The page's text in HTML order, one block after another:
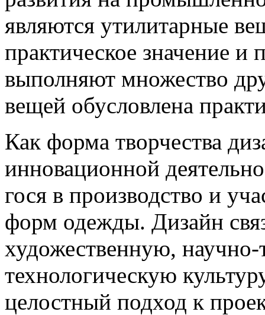
являются утилитарные
практическое значе­ние
выполняют множе­ство
вещей обусловле­на
Как форма творчества
инновационной
гося в производство и
форм одежды. Дизайн
художественную,
технологическую
целостный подход к